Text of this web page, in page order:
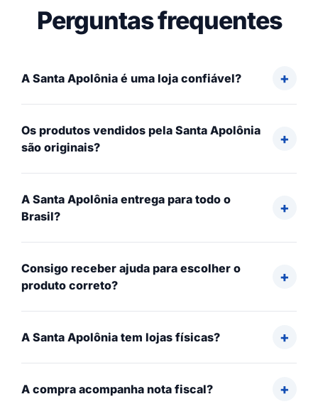
Perguntas frequentes
A Santa Apolônia é uma loja confiável?
Os produtos vendidos pela Santa Apolônia
são originais?
A Santa Apolônia entrega para todo o
Brasil?
Consigo receber ajuda para escolher o
produto correto?
A Santa Apolônia tem lojas físicas?
A compra acompanha nota fiscal?